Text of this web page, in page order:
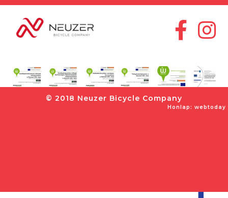
© 2018 Neuzer Bicycle Company
Honlap: webtoday